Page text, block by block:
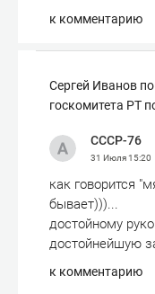
к комментарию
Сергей Иванов
госкомитета РТ
СССР-76
31 Июля15:20
как говорится
бывает)))...
достойному
достойнейшую
к комментарию